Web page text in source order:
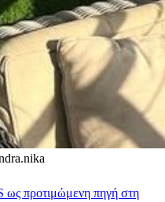
προτιμώμενη πηγή στη